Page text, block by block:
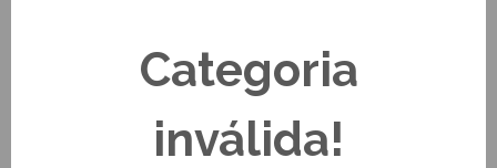
ZK-55-10887 ZK-180-15186
OPÇÕES A PRONTA ENTREGA OPÇÕES A PRONTA ENTREGA
Categoria
inválida!